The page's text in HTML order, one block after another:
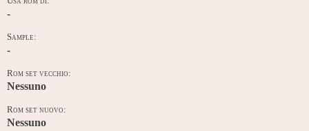
-
Sample:
-
Rom set vecchio:
Nessuno
Rom set nuovo:
Nessuno